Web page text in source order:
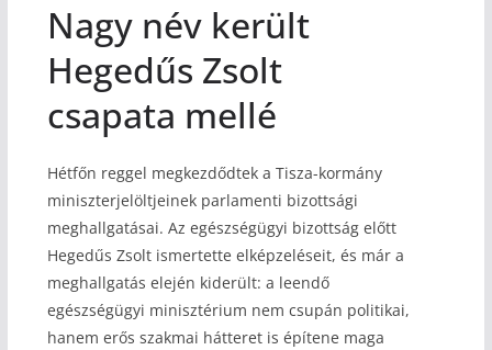
Nagy név került
Hegedűs Zsolt
csapata mellé
Hétfőn reggel megkezdődtek a Tisza-kormány
miniszterjelöltjeinek parlamenti bizottsági
meghallgatásai. Az egészségügyi bizottság előtt
Hegedűs Zsolt ismertette elképzeléseit, és már a
meghallgatás elején kiderült: a leendő
egészségügyi minisztérium nem csupán politikai,
hanem erős szakmai hátteret is építene maga